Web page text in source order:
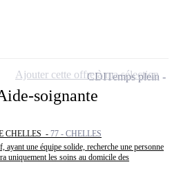
soignante
CHELLES - 77 - CHELLES
ayant une équipe solide, recherche une personne
uniquement les soins au domicile des
CDITemps plein
Ajouter cette offre à ma sélection